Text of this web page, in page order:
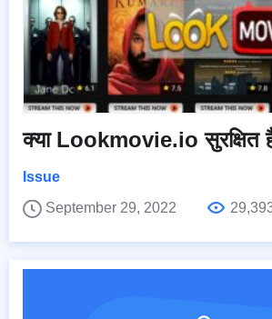
क्या Lookmovie.io सुरक्षित
Issue
September 29, 2022